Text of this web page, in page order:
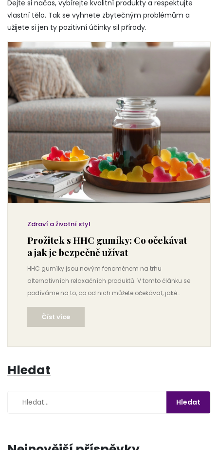
Dejte si načas, vybírejte kvalitní produkty a respektujte
vlastní tělo. Tak se vyhnete zbytečným problémům a
užijete si jen ty pozitivní účinky sil přírody.
Zdraví a životní styl
Prožitek s HHC gumíky: Co očekávat
a jak je bezpečně užívat
HHC gumíky jsou novým fenoménem na trhu
alternativních relaxačních produktů. V tomto článku se
podíváme na to, co od nich můžete očekávat, jaké
mají účinky, a jak je bezpečně užívat. Zjistíte, pro koho
jsou vhodné, jaké tipy a triky je dobré znát, a jak si tento
zážitek maximálně užít.
Číst více
Hledat